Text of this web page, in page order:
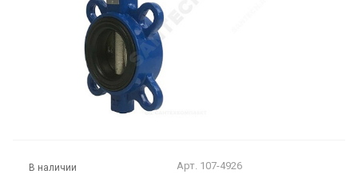
В наличии Арт. 107-4926